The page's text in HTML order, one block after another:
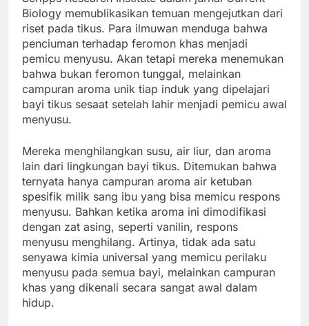
Biology memublikasikan temuan mengejutkan dari
riset pada tikus. Para ilmuwan menduga bahwa
penciuman terhadap feromon khas menjadi
pemicu menyusu. Akan tetapi mereka menemukan
bahwa bukan feromon tunggal, melainkan
campuran aroma unik tiap induk yang dipelajari
bayi tikus sesaat setelah lahir menjadi pemicu awal
menyusu.
Mereka menghilangkan susu, air liur, dan aroma
lain dari lingkungan bayi tikus. Ditemukan bahwa
ternyata hanya campuran aroma air ketuban
spesifik milik sang ibu yang bisa memicu respons
menyusu. Bahkan ketika aroma ini dimodifikasi
dengan zat asing, seperti vanilin, respons
menyusu menghilang. Artinya, tidak ada satu
senyawa kimia universal yang memicu perilaku
menyusu pada semua bayi, melainkan campuran
khas yang dikenali secara sangat awal dalam
hidup.